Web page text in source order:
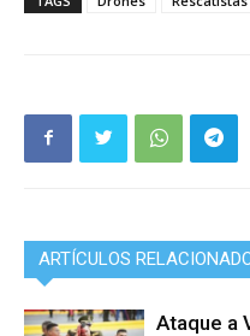
ARTÍCULOS
Ataque a